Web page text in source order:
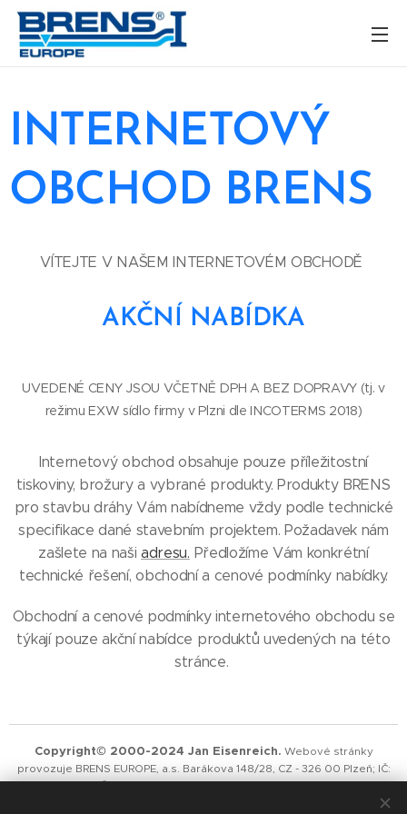
INTERNETOVÝ
OBCHOD BRENS
VÍTEJTE V NAŠEM INTERNETOVÉM OBCHODĚ
AKČNÍ NABÍDKA
UVEDENÉ CENY JSOU VČETNĚ DPH A BEZ DOPRAVY (tj. v
režimu EXW sídlo firmy v Plzni dle INCOTERMS 2018)
Internetový obchod obsahuje pouze příležitostní
tiskoviny, brožury a vybrané produkty. Produkty BRENS
pro stavbu dráhy Vám nabídneme vždy podle technické
specifikace dané stavebním projektem. Požadavek nám
zašlete na našiadresu. Předložíme Vám konkrétní
technické řešení, obchodní a cenové podmínky nabídky.
Obchodní a cenové podmínky internetového obchodu se
týkají pouze akční nabídce produktů uvedených na této
stránce.
Copyright© 2000-2024 Jan Eisenreich. Webové stránky
provozuje BRENS EUROPE, a.s. Barákova 148/28, CZ - 326 00 Plzeň; IČ:
rejstříku vedeném Krajským obchodním soudem v Plzni, oddíl B, vložka